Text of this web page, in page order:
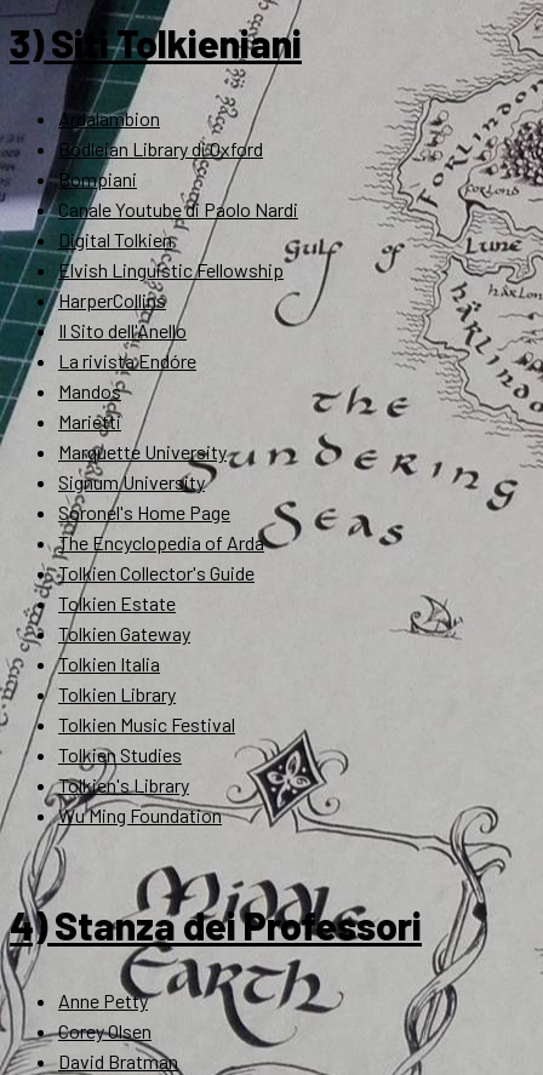
3) Siti Tolkieniani
Ardalambion
Bodleian Library di Oxford
Bompiani
Canale Youtube di Paolo Nardi
Digital Tolkien
Elvish Linguistic Fellowship
HarperCollins
Il Sito dell'Anello
La rivista Endóre
Mandos
Marietti
Marquette University
Signum University
Soronel's Home Page
The Encyclopedia of Arda
Tolkien Collector's Guide
Tolkien Estate
Tolkien Gateway
Tolkien Italia
Tolkien Library
Tolkien Music Festival
Tolkien Studies
Tolkien's Library
Wu Ming Foundation
4) Stanza dei Professori
Anne Petty
Corey Olsen
David Bratman